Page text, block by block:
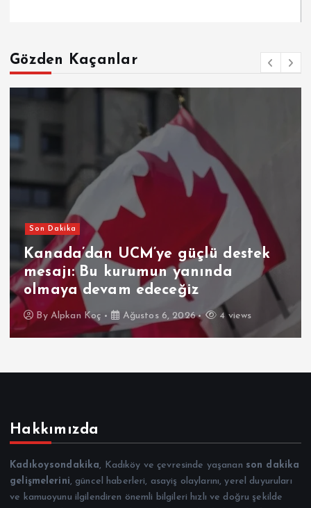
Gözden Kaçanlar
Son Dakika
Kanada’dan UCM’ye güçlü destek
mesajı: Bu kurumun yanında
olmaya devam edeceğiz
By Alpkan Koç Ağustos 6, 2026 4 views
Hakkımızda
Kadıkoysondakika, Kadıköy ve çevresinde yaşanan son dakika
gelişmelerini, güncel haberleri, asayiş olaylarını, yerel duyuruları
ve kamuoyunu ilgilendiren önemli bilgileri hızlı ve doğru şekilde